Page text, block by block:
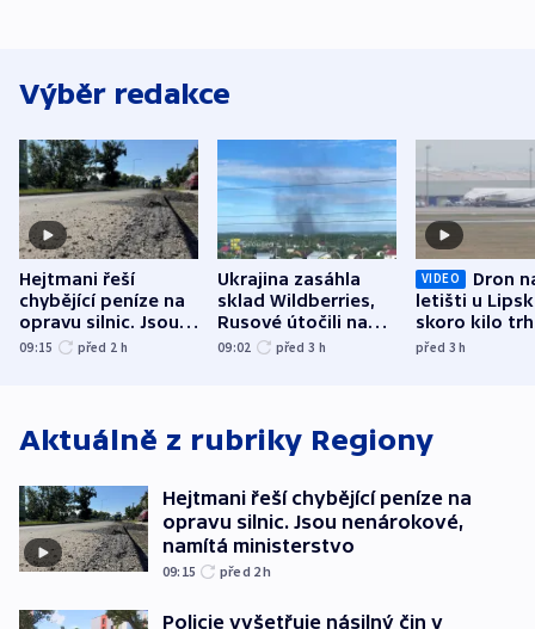
Výběr redakce
Hejtmani řeší
chybějící peníze na
opravu silnic. Jsou
nenárokové, namítá
09:15 před 2 h
Ukrajina zasáhla
sklad Wildberries,
Rusové útočili na
trh, hasiče či
09:02 před 3 h
VIDEO
Dron
letišti u
skoro kilo
indicie
před 3h
Aktuálně z rubriky Regiony
Hejtmani řeší chybějící peníze na
opravu silnic. Jsou nenárokové,
namítá ministerstvo
09:15 před 2h
Policie vyšetřuje násilný čin v